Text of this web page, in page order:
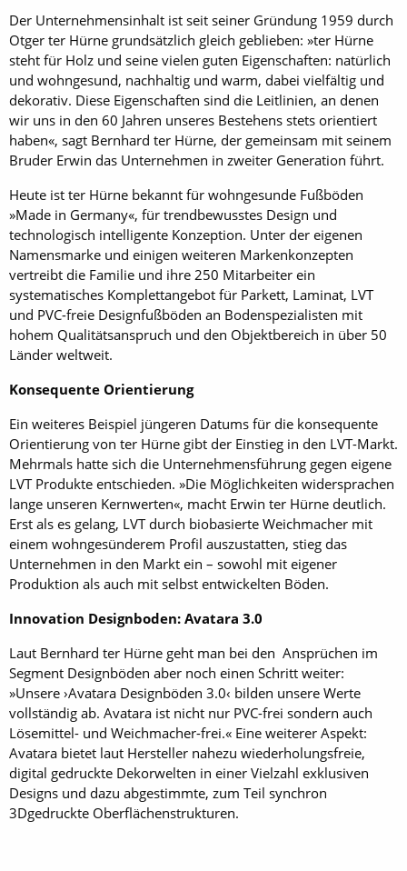
Der Unternehmensinhalt ist seit seiner Gründung 1959 durch
Otger ter Hürne grundsätzlich gleich geblieben: »ter Hürne
steht für Holz und seine vielen guten Eigenschaften: natürlich
und wohngesund, nachhaltig und warm, dabei vielfältig und
dekorativ. Diese Eigenschaften sind die Leitlinien, an denen
wir uns in den 60 Jahren unseres Bestehens stets orientiert
haben«, sagt Bernhard ter Hürne, der gemeinsam mit seinem
Bruder Erwin das Unternehmen in zweiter Generation führt.
Heute ist ter Hürne bekannt für wohngesunde Fußböden
»Made in Germany«, für trendbewusstes Design und
technologisch intelligente Konzeption. Unter der eigenen
Namensmarke und einigen weiteren Markenkonzepten
vertreibt die Familie und ihre 250 Mitarbeiter ein
systematisches Komplettangebot für Parkett, Laminat, LVT
und PVC-freie Designfußböden an Bodenspezialisten mit
hohem Qualitätsanspruch und den Objektbereich in über 50
Länder weltweit.
Konsequente Orientierung
Ein weiteres Beispiel jüngeren Datums für die konsequente
Orientierung von ter Hürne gibt der Einstieg in den LVT-Markt.
Mehrmals hatte sich die Unternehmensführung gegen eigene
LVT Produkte entschieden. »Die Möglichkeiten widersprachen
lange unseren Kernwerten«, macht Erwin ter Hürne deutlich.
Erst als es gelang, LVT durch biobasierte Weichmacher mit
einem wohngesünderem Profil auszustatten, stieg das
Unternehmen in den Markt ein – sowohl mit eigener
Produktion als auch mit selbst entwickelten Böden.
Innovation Designboden: Avatara 3.0
Laut Bernhard ter Hürne geht man bei den Ansprüchen im
Segment Designböden aber noch einen Schritt weiter:
»Unsere ›Avatara Designböden 3.0‹ bilden unsere Werte
vollständig ab. Avatara ist nicht nur PVC-frei sondern auch
Lösemittel- und Weichmacher-frei.« Eine weiterer Aspekt:
Avatara bietet laut Hersteller nahezu wiederholungsfreie,
digital gedruckte Dekorwelten in einer Vielzahl exklusiven
Designs und dazu abgestimmte, zum Teil synchron
3Dgedruckte Oberflächenstrukturen.